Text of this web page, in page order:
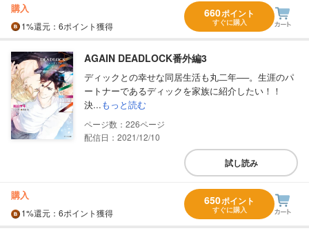
購入
1%還元 ：6ポイント獲得
660ポイント
すぐに購入
AGAIN DEADLOCK番外編3
ディックとの幸せな同居生活も丸二年──。生涯のパ
ートナーであるディックを家族に紹介したい！！
決...もっと読む
226
配信日：2021/12/10
試し読み
購入
1%還元 ：6ポイント獲得
650ポイント
すぐに購入